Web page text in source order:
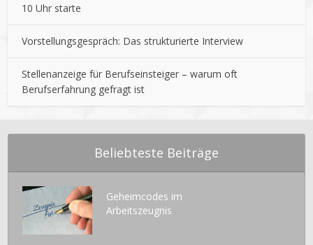
10 Uhr starte
Vorstellungsgespräch: Das strukturierte Interview
Stellenanzeige für Berufseinsteiger – warum oft
Berufserfahrung gefragt ist
Beliebteste Beiträge
Geheimcodes im
Arbeitszeugnis